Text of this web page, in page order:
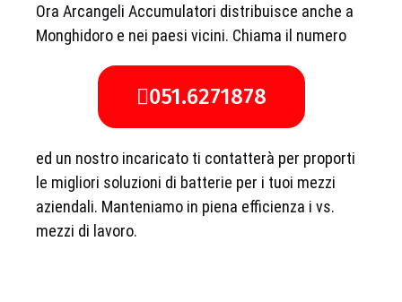
Ora Arcangeli Accumulatori distribuisce anche a
Monghidoro e nei paesi vicini. Chiama il numero
051.6271878
ed un nostro incaricato ti contatterà per proporti
le migliori soluzioni di batterie per i tuoi mezzi
aziendali. Manteniamo in piena efficienza i vs.
mezzi di lavoro.